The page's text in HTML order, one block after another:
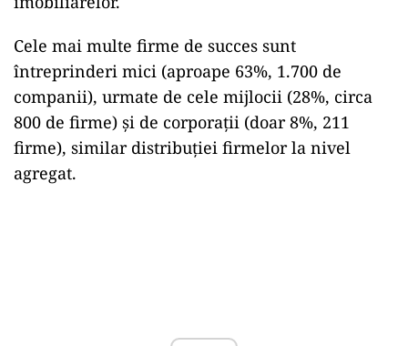
Cele mai multe firme de succes sunt
întreprinderi mici (aproape 63%, 1.700 de
companii), urmate de cele mijlocii (28%, circa
800 de firme) și de corporații (doar 8%, 211
firme), similar distribuției firmelor la nivel
agregat.